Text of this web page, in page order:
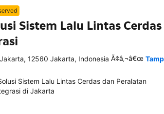
Sistem Lalu Lintas
12560 Jakarta, Indonesia Ã¢â‚¬â€œ